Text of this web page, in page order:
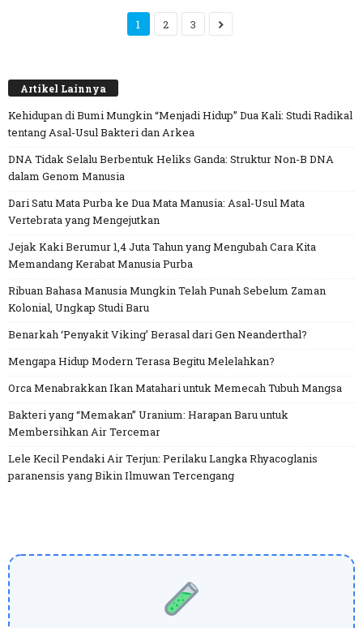
1 2 3
Artikel Lainnya
Kehidupan di Bumi Mungkin “Menjadi Hidup” Dua Kali: Studi Radikal
tentang Asal-Usul Bakteri dan Arkea
DNA Tidak Selalu Berbentuk Heliks Ganda: Struktur Non-B DNA
dalam Genom Manusia
Dari Satu Mata Purba ke Dua Mata Manusia: Asal-Usul Mata
Vertebrata yang Mengejutkan
Jejak Kaki Berumur 1,4 Juta Tahun yang Mengubah Cara Kita
Memandang Kerabat Manusia Purba
Ribuan Bahasa Manusia Mungkin Telah Punah Sebelum Zaman
Kolonial, Ungkap Studi Baru
Benarkah ‘Penyakit Viking’ Berasal dari Gen Neanderthal?
Mengapa Hidup Modern Terasa Begitu Melelahkan?
Orca Menabrakkan Ikan Matahari untuk Memecah Tubuh Mangsa
Bakteri yang “Memakan” Uranium: Harapan Baru untuk
Membersihkan Air Tercemar
Lele Kecil Pendaki Air Terjun: Perilaku Langka Rhyacoglanis
paranensis yang Bikin Ilmuwan Tercengang